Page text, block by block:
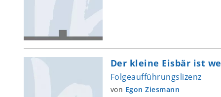
Der kleine Eisbär ist
Folgeaufführungslizenz
von Egon Ziesmann